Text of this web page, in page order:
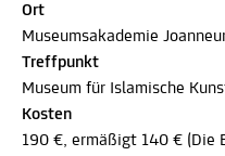
Ort
Museumsakademie
Treffpunkt
Museum für Islamische
Kosten
190 €, ermäßigt 140 € (Die